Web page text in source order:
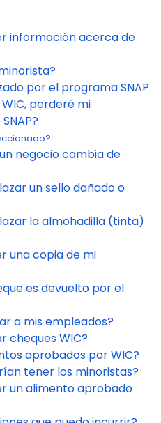
información acerca de
por el programa SNAP
perderé mi
negocio cambia de
un sello dañado o
la almohadilla (tinta)
una copia de mi
es devuelto por el
a mis empleados?
cheques WIC?
aprobados por WIC?
tener los minoristas?
un alimento aprobado